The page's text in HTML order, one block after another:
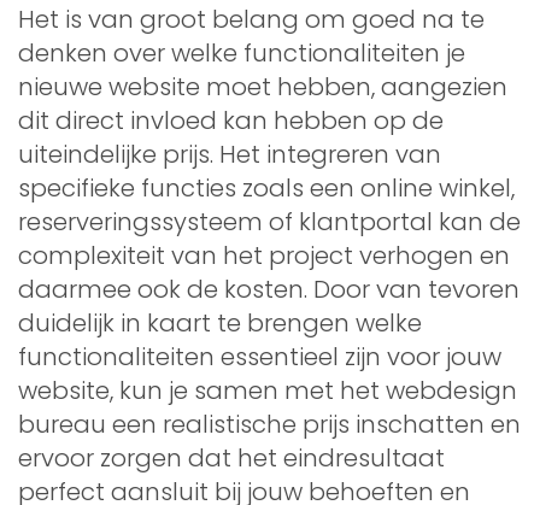
Het is van groot belang om goed na te
denken over welke functionaliteiten je
nieuwe website moet hebben, aangezien
dit direct invloed kan hebben op de
uiteindelijke prijs. Het integreren van
specifieke functies zoals een online winkel,
reserveringssysteem of klantportal kan de
complexiteit van het project verhogen en
daarmee ook de kosten. Door van tevoren
duidelijk in kaart te brengen welke
functionaliteiten essentieel zijn voor jouw
website, kun je samen met het webdesign
bureau een realistische prijs inschatten en
ervoor zorgen dat het eindresultaat
perfect aansluit bij jouw behoeften en